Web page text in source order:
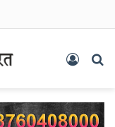
Log In